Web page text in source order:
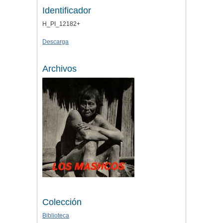
Identificador
H_PI_12182+
Descarga
Archivos
Colección
Biblioteca